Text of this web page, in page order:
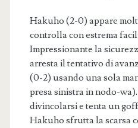
Hakuho (2-0) appare
controlla con estrema
Impressionante la
arresta il tentativo di
(0-2) usando una sola
presa sinistra in nodo-
divincolarsi e tenta un
Hakuho sfrutta la scarsa